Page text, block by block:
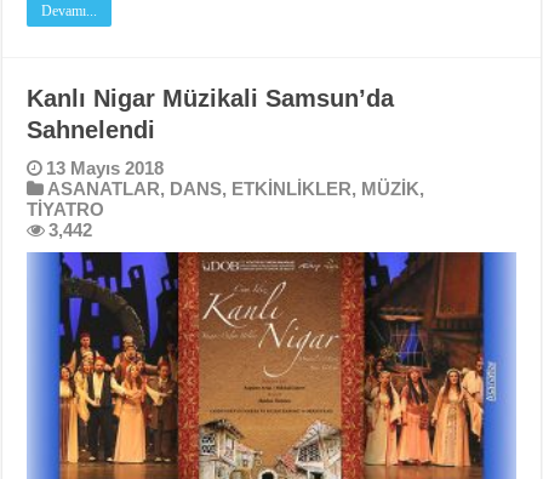
Devamı...
Kanlı Nigar Müzikali Samsun’da
Sahnelendi
13 Mayıs 2018
ASANATLAR, DANS, ETKİNLİKLER, MÜZİK,
TİYATRO
3,442